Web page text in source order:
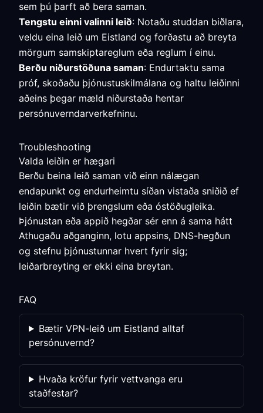
sem þú þarft að bera saman.
Tengstu einni valinni leið: Notaðu studdan biðlara,
veldu eina leið um Eistland og forðastu að breyta
mörgum samskiptareglum eða reglum í einu.
Berðu niðurstöðuna saman: Endurtaktu sama
próf, skoðaðu þjónustuskilmálana og haltu leiðinni
aðeins þegar mæld niðurstaða hentar
persónuverndarverkefninu.
Troubleshooting
Valda leiðin er hægari
Berðu beina leið saman við einn nálægan
endapunkt og endurheimtu síðan vistaða sniðið ef
leiðin bætir við þrengslum eða óstöðugleika.
Þjónustan eða appið hegðar sér enn á sama hátt
Athugaðu aðganginn, lotu appsins, DNS-hegðun
og stefnu þjónustunnar hvert fyrir sig;
leiðarbreyting er ekki eina breytan.
FAQ
Bætir VPN-leið um Eistland alltaf
persónuvernd?
Hvaða kröfur fyrir vettvanga eru
staðfestar?